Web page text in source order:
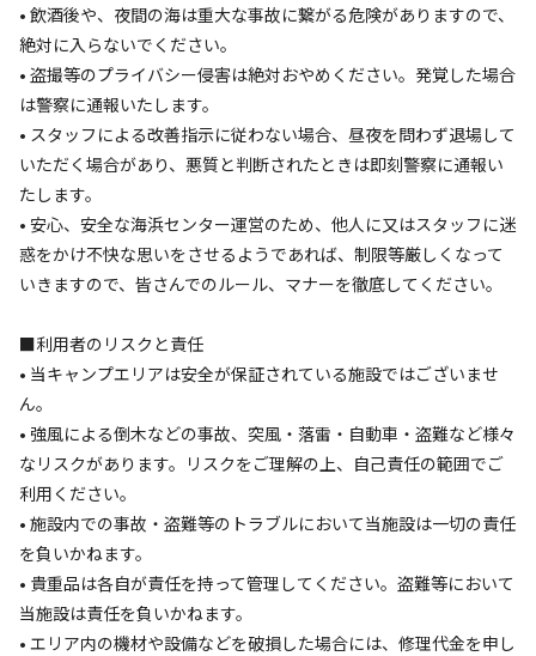
• 飲酒後や、夜間の海は重大な事故に繋がる危険がありますので、
絶対に入らないでください。
• 盗撮等のプライバシー侵害は絶対おやめください。発覚した場合
は警察に通報いたします。
• スタッフによる改善指示に従わない場合、昼夜を問わず退場して
いただく場合があり、悪質と判断されたときは即刻警察に通報い
たします。
• 安心、安全な海浜センター運営のため、他人に又はスタッフに迷
惑をかけ不快な思いをさせるようであれば、制限等厳しくなって
いきますので、皆さんでのルール、マナーを徹底してください。
■利用者のリスクと責任
• 当キャンプエリアは安全が保証されている施設ではございませ
ん。
• 強風による倒木などの事故、突風・落雷・自動車・盗難など様々
なリスクがあります。リスクをご理解の上、自己責任の範囲でご
利用ください。
• 施設内での事故・盗難等のトラブルにおいて当施設は一切の責任
を負いかねます。
• 貴重品は各自が責任を持って管理してください。盗難等において
当施設は責任を負いかねます。
• エリア内の機材や設備などを破損した場合には、修理代金を申し
クチコミ（1件）
総合評価 4
自然・環境・雰囲気
4
管理
設備
5
アクセスのよさ
5
を楽しみました。
カツオの藁焼き体験や焚き火、バーベキューなど、普段
なかなかできない体験ができて子どもたちも大喜びでし
た。
海辺ならではの開放感が...もっと見る